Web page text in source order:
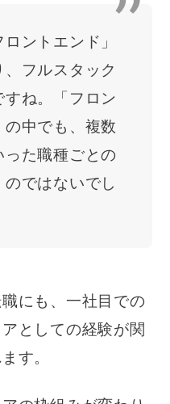
ントエンド」
フルスタック
ね。「フロン
の中でも、複数
た職種ごとの
ではないでし
にも、一社目での
としての経験が関
す。